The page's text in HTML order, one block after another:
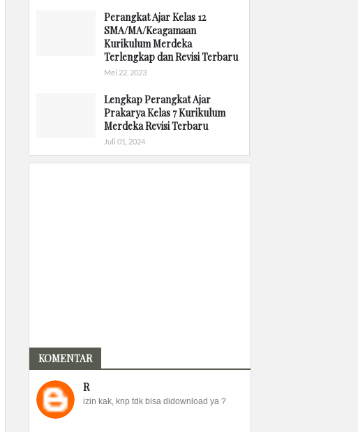
Perangkat Ajar Kelas 12
SMA/MA/Keagamaan
Kurikulum Merdeka
Terlengkap dan Revisi Terbaru
Mei 22, 2023
Lengkap Perangkat Ajar
Prakarya Kelas 7 Kurikulum
Merdeka Revisi Terbaru
Juli 01, 2024
KOMENTAR
R
izin kak, knp tdk bisa didownload ya ?